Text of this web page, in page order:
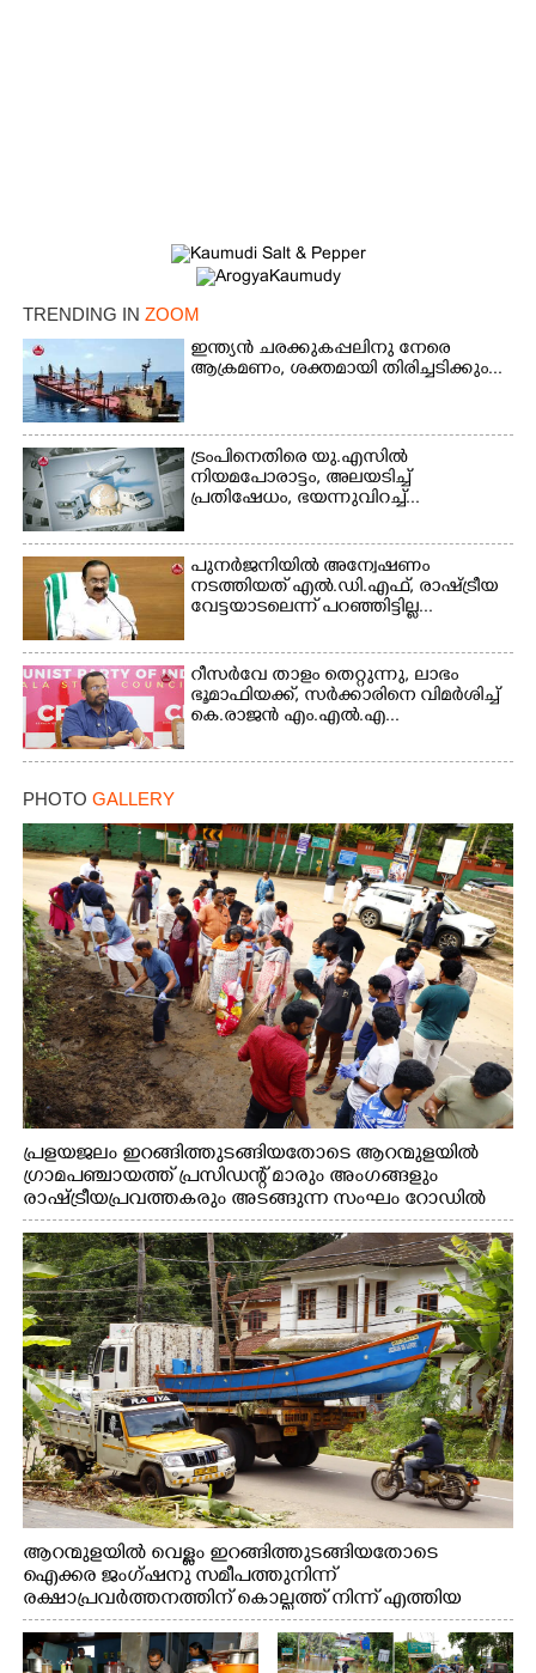
TRENDING IN ZOOM
ഇന്ത്യൻ ചരക്കുകപ്പലിനു നേരെ
ആക്രമണം, ശക്തമായി തിരിച്ചടിക്കും...
ട്രംപിനെതിരെ യു.എസിൽ
നിയമപോരാട്ടം, അലയടിച്ച്
പ്രതിഷേധം, ഭയന്നുവിറച്ച്...
പുനർജനിയിൽ അന്വേഷണം
നടത്തിയത് എൽ.ഡി.എഫ്, രാഷ്ട്രീയ
വേട്ടയാടലെന്ന് പറഞ്ഞിട്ടില്ല...
റീസർവേ താളം തെറ്റുന്നു, ലാഭം
ഭൂമാഫിയക്ക്, സർക്കാരിനെ വിമർശിച്ച്
കെ.രാജൻ എം.എൽ.എ...
PHOTO GALLERY
പ്രളയജലം ഇറങ്ങിത്തുടങ്ങിയതോടെ ആറന്മുളയിൽ
ഗ്രാമപഞ്ചായത്ത് പ്രസിഡന്റ് മാരും അംഗങ്ങളും
രാഷ്ട്രീയപ്രവത്തകരും അടങ്ങുന്ന സംഘം റോഡിൽ
അടിഞ്ഞ് കൂടിയ ചെളിയും മണ്ണും മറ്റ് മാലിന്യങ്ങളും
നീക്കം ചെയ്യുന്നു.
ആറന്മുളയിൽ വെള്ളം ഇറങ്ങിത്തുടങ്ങിയതോടെ
ഐക്കര ജംഗ്ഷനു സമീപത്തുനിന്ന്
രക്ഷാപ്രവർത്തനത്തിന് കൊല്ലത്ത് നിന്ന് എത്തിയ
ബോട്ടുകൾ തിരികെക്കൊണ്ടുപോകുന്നു.
×
Share this link
Copy Link